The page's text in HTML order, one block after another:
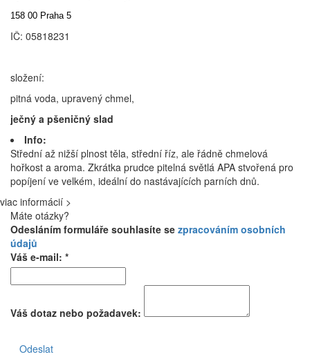
158 00 Praha 5
IČ: 05818231
složení:
pitná voda, upravený chmel,
ječný a pšeničný slad
Info:
Střední až nižší plnost těla, střední říz, ale řádně chmelová
hořkost a aroma. Zkrátka prudce pitelná světlá APA stvořená pro
popíjení ve velkém, ideální do nastávajících parních dnů.
viac informácií >
Máte otázky?
Odesláním formuláře souhlasíte se zpracováním osobních
údajů
Váš e-mail: *
Váš dotaz nebo požadavek:
Odeslat